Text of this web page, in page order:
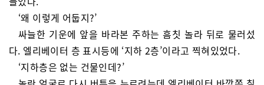
‘왜 이렇게 어둡지?’
싸늘한 기운에 앞을 바라본 주하는 흠칫 놀라 뒤로 물러섰
다. 엘리베이터 층 표시등에 ‘지하 2층’이라고 찍혀있었다.
‘지하층은 없는 건물인데?’